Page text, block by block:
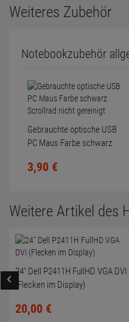
Weiteres Zubehör
Notebookzubehör
Gebrauchte optische USB
PC Maus Farbe schwarz
3,90 €
Weitere Artikel des
24" Dell P2411H FullHD VGA DVI
(Flecken im Display)
20,00 €